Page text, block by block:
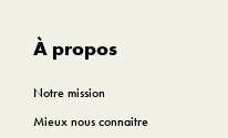
À propos
Notre mission
Mieux nous connaitre